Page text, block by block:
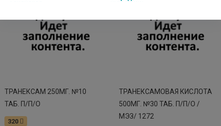
ТРАНЕКСАМ 250МГ. №10
ТАБ. П/П/О
320
ТРАНЕКСАМОВАЯ КИСЛОТА
500МГ. №30 ТАБ. П/П/О /
МЭЗ/ 1272